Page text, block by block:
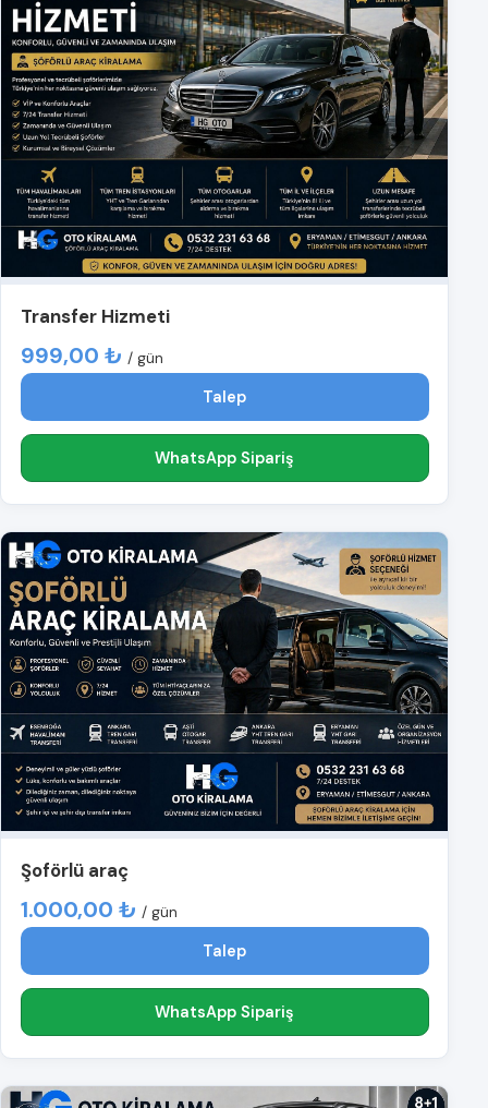
Transfer Hizmeti
999,00 ₺ / gün
Talep
WhatsApp Sipariş
Şoförlü araç
1.000,00 ₺ / gün
Talep
WhatsApp Sipariş